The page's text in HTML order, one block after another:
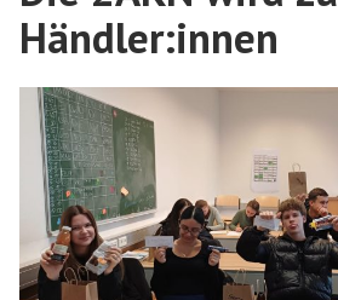
Händler:innen